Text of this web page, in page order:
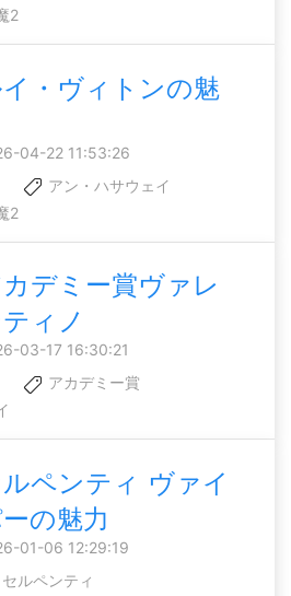
2
・ヴィトンの魅
04-22 11:53:26
アン・ハサウェイ
2
デミー賞ヴァレ
ィノ
03-17 16:30:21
アカデミー賞
ペンティ ヴァイ
の魅力
01-06 12:29:19
セルペンティ